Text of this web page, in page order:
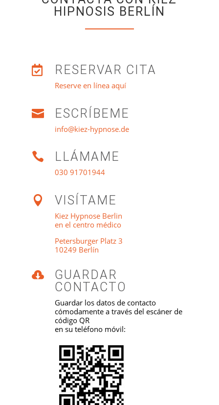
HIPNOSIS BERLÍN
 RESERVAR CITA
Reserve en línea aquí
 ESCRÍBEME
info@kiez-hypnose.de
 LLÁMAME
030 91701944
 VISÍTAME
Kiez Hypnose Berlin
en el centro médico
Petersburger Platz 3
10249 Berlín

GUARDAR
CONTACTO
Guardar los datos de contacto
cómodamente a través del escáner de
código QR
en su teléfono móvil: